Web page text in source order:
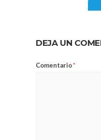
DEJA UN
Comentario*